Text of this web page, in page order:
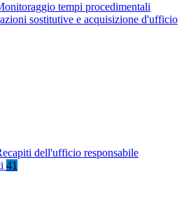
tempi procedimentali
sostitutive e acquisizione d'ufficio
dell'ufficio responsabile
41